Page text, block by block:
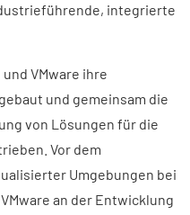
integrierte
VMware ihre
und gemeinsam die
von Lösungen für die
Vor dem
Umgebungen bei
an der Entwicklung